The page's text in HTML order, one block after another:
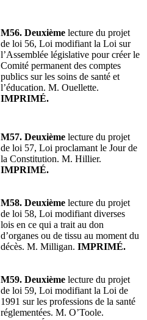
M56. Deuxième lecture du projet
de loi 56, Loi modifiant la Loi sur
l’Assemblée législative pour créer le
Comité permanent des comptes
publics sur les soins de santé et
l’éducation. M. Ouellette.
IMPRIMÉ.
M57. Deuxième lecture du projet
de loi 57, Loi proclamant le Jour de
la Constitution. M. Hillier.
IMPRIMÉ.
M58. Deuxième lecture du projet
de loi 58, Loi modifiant diverses
lois en ce qui a trait au don
d’organes ou de tissu au moment du
décès. M. Milligan. IMPRIMÉ.
M59. Deuxième lecture du projet
de loi 59, Loi modifiant la Loi de
1991 sur les professions de la santé
réglementées. M. O’Toole.